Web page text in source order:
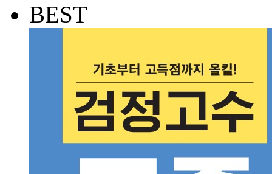
BEST